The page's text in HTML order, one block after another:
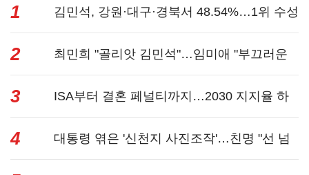
1 김민석, 강원·대구·경북서 48.54%…1위 수성
(1보)...
2 최민희 "골리앗 김민석"…임미애 "부끄러운
줄 알아야"...
3 ISA부터 결혼 페널티까지…2030 지지율 하
락에 '청년...
4 대통령 엮은 '신천지 사진조작'…친명 "선 넘